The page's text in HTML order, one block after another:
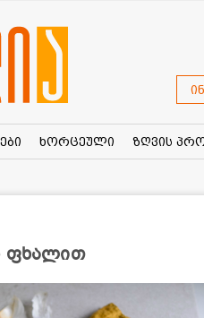
ხორცეული ზღვის
ფხალით